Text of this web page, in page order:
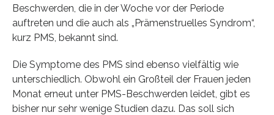
Beschwerden, die in der Woche vor der Periode
auftreten und die auch als „Prämenstruelles Syndrom“,
kurz PMS, bekannt sind.
Die Symptome des PMS sind ebenso vielfältig wie
unterschiedlich. Obwohl ein Großteil der Frauen jeden
Monat erneut unter PMS-Beschwerden leidet, gibt es
bisher nur sehr wenige Studien dazu. Das soll sich